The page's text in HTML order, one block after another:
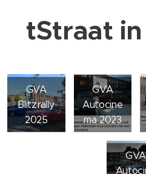
tStraat
GVA
Blitzrally
2025
GVA
Autocine
ma 2023
GVA